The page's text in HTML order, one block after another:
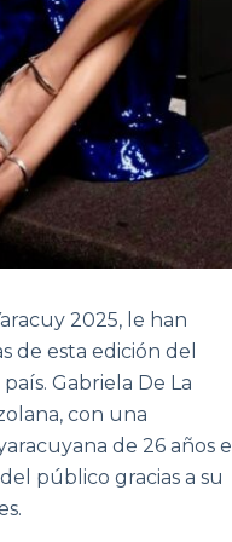
2025, le han
de esta edición del
Gabriela De La
con una
de 26 años e
público gracias a su